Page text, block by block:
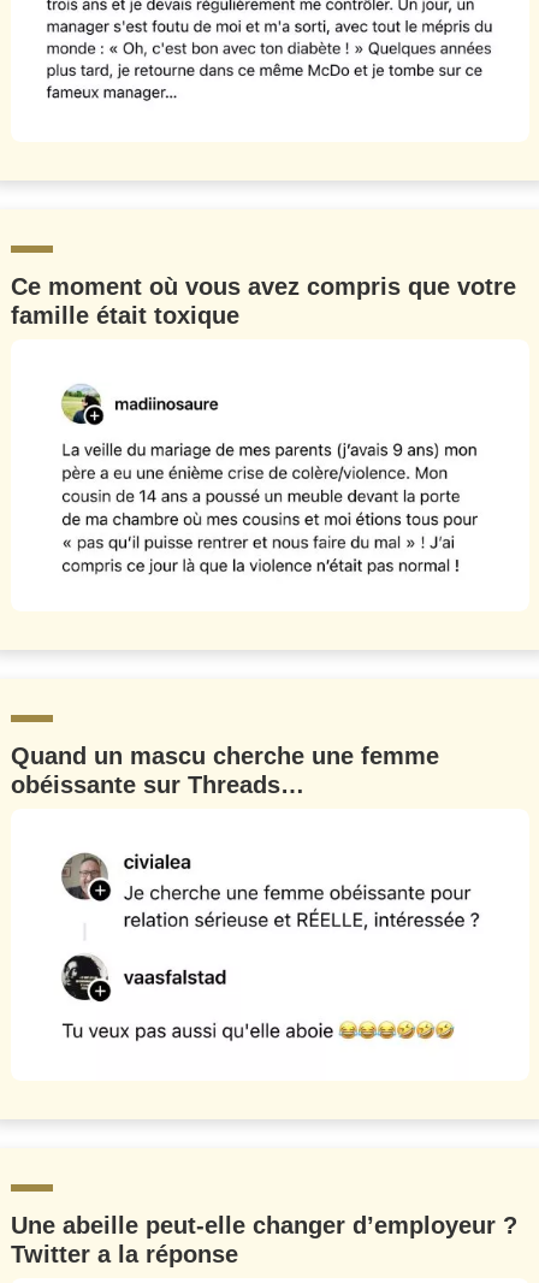
Ce moment où vous avez compris que votre
famille était toxique
Quand un mascu cherche une femme
obéissante sur Threads…
Une abeille peut-elle changer d’employeur ?
Twitter a la réponse